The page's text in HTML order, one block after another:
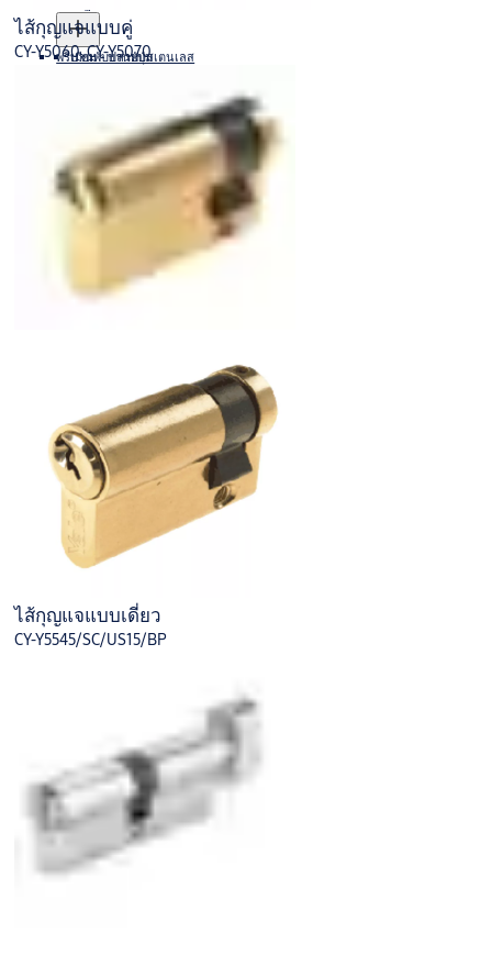
บานพับปลายปุ่ม
พรีเมียม - บานพับสเตนเลส
บานพับปลายปุ่มวอชเชอร์
ไส้กุญแจแบบคู่
CY-Y5060, CY-Y5070
ไส้กุญแจแบบเดี่ยว
CY-Y5545/SC/US15/BP